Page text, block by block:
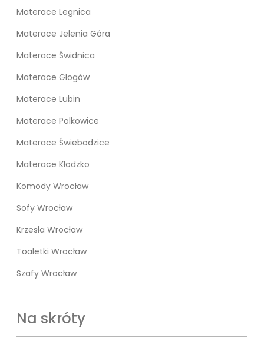
Materace Legnica
Materace Jelenia Góra
Materace Świdnica
Materace Głogów
Materace Lubin
Materace Polkowice
Materace Świebodzice
Materace Kłodzko
Komody Wrocław
Sofy Wrocław
Krzesła Wrocław
Toaletki Wrocław
Szafy Wrocław
Na skróty